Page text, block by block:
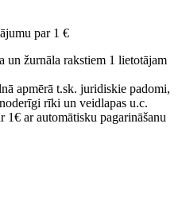
par 1 €
un žurnāla rakstiem 1 lietotājam
apmērā t.sk. juridiskie padomi,
rīki un veidlapas u.c.
ar automātisku pagarināšanu